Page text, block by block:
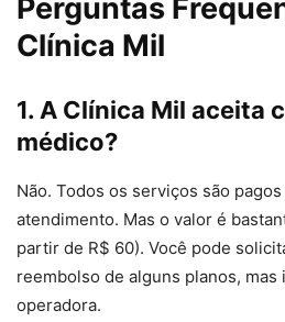
Perguntas
Clínica Mil
1. A Clínica Mil aceita
médico?
Não. Todos os serviços são
atendimento. Mas o valor é
partir de R$ 60). Você pode
reembolso de alguns planos, mas
operadora.